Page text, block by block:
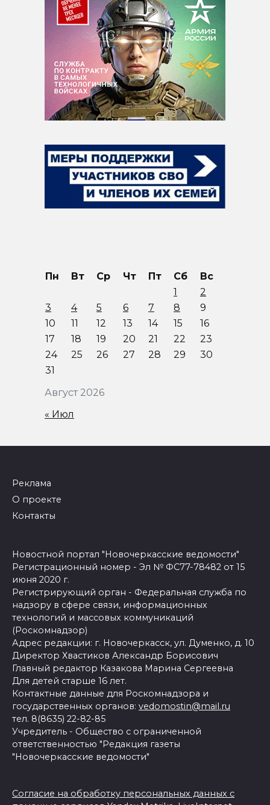
Август 2026
Пн Вт Ср Чт Пт Сб
Вс
1
2
3
4 5 6 7 8
9
10
11 12 13 14 15
16
17
18 19 20 21 22
23
24
25 26 27 28 29
30
31
« Июл
Реклама
О проекте
Контакты
Новостной портал "Новочеркасские ведомости"
Регистрационный номер - Эл № ФС77-78482 от 15
июня 2020 г.
Регистрирующий орган - Федеральная служба по
надзору в сфере связи, информационных
технологий и массовых коммуникаций
(Роскомнадзор)
Адрес редакции: г. Новочеркасск, ул. Думенко, д. 10
Директор Хвастиков Александр Борисович
Главный редактор Казакова Марина Сергеевна
Для детей старше 16 лет.
Контактные данные для Роскомнадзора и
государственных органов: vedomostin@mail.ru
тел. 8(8635) 22-82-85
Учредитель - Общество с ограниченной
ответственностью "Редакция газеты
"Новочеркасские ведомости"
Согласие на обработку персональных данных с